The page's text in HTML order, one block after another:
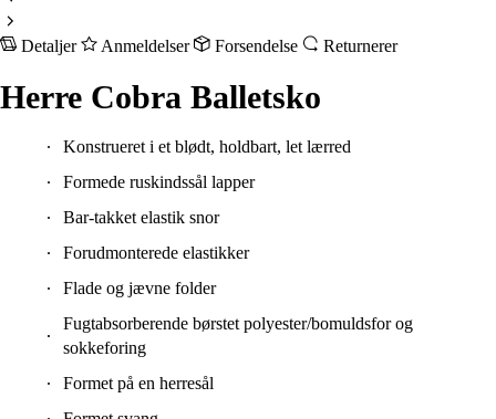
Detaljer Anmeldelser Forsendelse Returnerer
Herre Cobra Balletsko
Konstrueret i et blødt, holdbart, let lærred
Formede ruskindssål lapper
Bar-takket elastik snor
Forudmonterede elastikker
Flade og jævne folder
Fugtabsorberende børstet polyester/bomuldsfor og
sokkeforing
Formet på en herresål